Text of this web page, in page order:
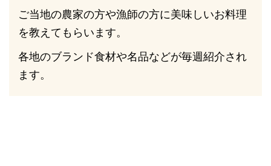
ご当地の農家の方や漁師の方に美味しいお料理
を教えてもらいます。
各地のブランド食材や名品などが毎週紹介され
ます。